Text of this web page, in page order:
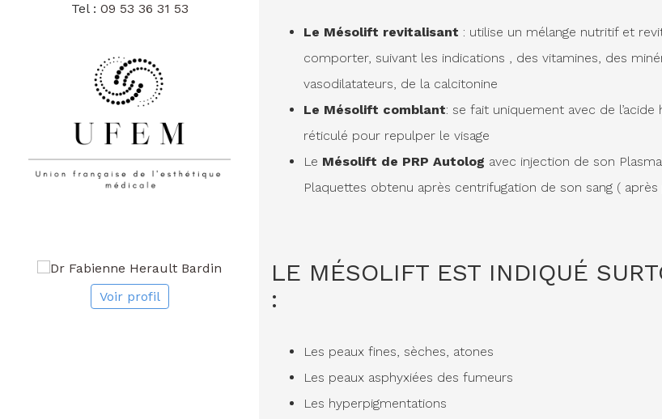
Tel : 09 53 36 31 53
Voir profil
Le Mésolift revitalisant : utilise un mélange nutritif et
comporter, suivant les indications , des vitamines, des
vasodilatateurs, de la calcitonine
Le Mésolift comblant: se fait uniquement avec de l’acide
réticulé pour repulper le visage
Le Mésolift de PRP Autolog avec injection de son
Plaquettes obtenu après centrifugation de son sang ( après
LE MÉSOLIFT EST INDIQUÉ
:
Les peaux fines, sèches, atones
Les peaux asphyxiées des fumeurs
Les hyperpigmentations